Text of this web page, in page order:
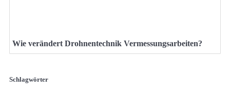
Wie verändert Drohnentechnik Vermessungsarbeiten?
Schlagwörter